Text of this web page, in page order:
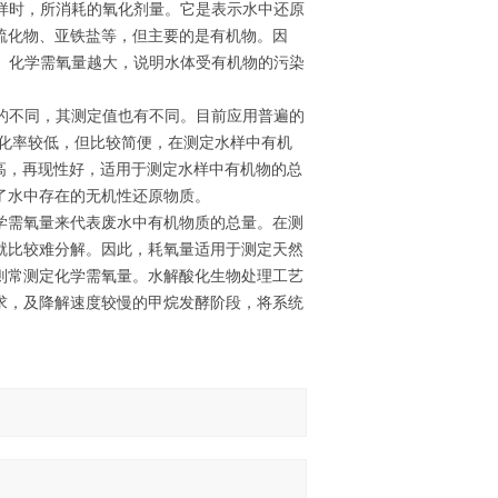
，所消耗的氧化剂量。它是表示水中还原
物、亚铁盐等，但主要的是有机物。因
学需氧量越大，说明水体受有机物的污染
同，其测定值也有不同。目前应用普遍的
率较低，但比较简便，在测定水样中有机
再现性好，适用于测定水样中有机物的总
中存在的无机性还原物质。
氧量来代表废水中有机物质的总量。在测
较难分解。因此，耗氧量适用于测定天然
测定化学需氧量。水解酸化生物处理工艺
及降解速度较慢的甲烷发酵阶段，将系统